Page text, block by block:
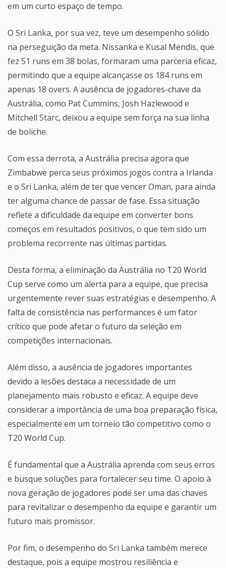
em um curto espaço de tempo.
O Sri Lanka, por sua vez, teve um desempenho sólido
na perseguição da meta. Nissanka e Kusal Mendis, que
fez 51 runs em 38 bolas, formaram uma parceria eficaz,
permitindo que a equipe alcançasse os 184 runs em
apenas 18 overs. A ausência de jogadores-chave da
Austrália, como Pat Cummins, Josh Hazlewood e
Mitchell Starc, deixou a equipe sem força na sua linha
de boliche.
Com essa derrota, a Austrália precisa agora que
Zimbabwe perca seus próximos jogos contra a Irlanda
e o Sri Lanka, além de ter que vencer Oman, para ainda
ter alguma chance de passar de fase. Essa situação
reflete a dificuldade da equipe em converter bons
começos em resultados positivos, o que tem sido um
problema recorrente nas últimas partidas.
Desta forma, a eliminação da Austrália no T20 World
Cup serve como um alerta para a equipe, que precisa
urgentemente rever suas estratégias e desempenho. A
falta de consistência nas performances é um fator
crítico que pode afetar o futuro da seleção em
competições internacionais.
Além disso, a ausência de jogadores importantes
devido a lesões destaca a necessidade de um
planejamento mais robusto e eficaz. A equipe deve
considerar a importância de uma boa preparação física,
especialmente em um torneio tão competitivo como o
T20 World Cup.
É fundamental que a Austrália aprenda com seus erros
e busque soluções para fortalecer seu time. O apoio à
nova geração de jogadores pode ser uma das chaves
para revitalizar o desempenho da equipe e garantir um
futuro mais promissor.
Por fim, o desempenho do Sri Lanka também merece
destaque, pois a equipe mostrou resiliência e